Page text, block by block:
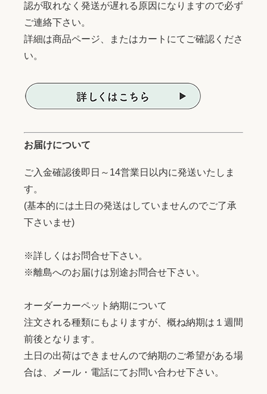
認が取れなく発送が遅れる原因になりますので必ず
ご連絡下さい。
詳細は商品ページ、またはカートにてご確認くださ
い。
お届けについて
ご入金確認後即日～14営業日以内に発送いたしま
す。
(基本的には土日の発送はしていませんのでご了承
下さいませ)
※詳しくはお問合せ下さい。
※離島へのお届けは別途お問合せ下さい。
オーダーカーペット納期について
注文される種類にもよりますが、概ね納期は１週間
前後となります。
土日の出荷はできませんので納期のご希望がある場
合は、メール・電話にてお問い合わせ下さい。